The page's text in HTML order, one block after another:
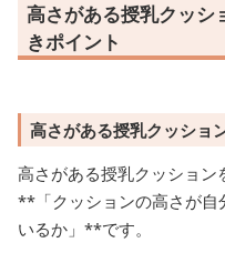
高さがある授乳クッシ
きポイント
高さがある授乳クッショ
高さがある授乳クッション
**「クッションの高さが自
いるか」**です。